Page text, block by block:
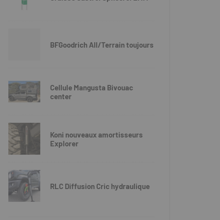
BFGoodrich All/Terrain toujours
Cellule Mangusta Bivouac
center
Koni nouveaux amortisseurs
Explorer
RLC Diffusion Cric hydraulique